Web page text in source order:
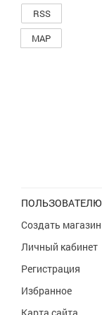
RSS
MAP
ПОЛЬЗОВАТЕЛЮ
Создать магазин
Личный кабинет
Регистрация
Избранное
Карта сайта